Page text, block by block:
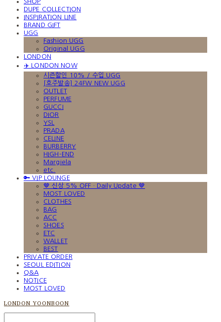
DUPE COLLECTION
INSPIRATION LINE
BRAND GIFT
UGG
Fashion UGG
Original UGG
LONDON
✈️ LONDON NOW
시즌할인 10% / 수입 UGG
[호주발송] 24FW NEW UGG
OUTLET
PERFUME
GUCCI
DIOR
YSL
PRADA
CELINE
BURBERRY
HIGH-END
Margiela
etc.
🔑 VIP LOUNGE
🤎 신상 5% OFF · Daily Update 🤎
MOST LOVED
CLOTHES
BAG
ACC
SHOES
ETC
WALLET
BEST
PRIVATE ORDER
SEOUL EDITION
Q&A
NOTICE
MOST LOVED
LONDON YOONBOON